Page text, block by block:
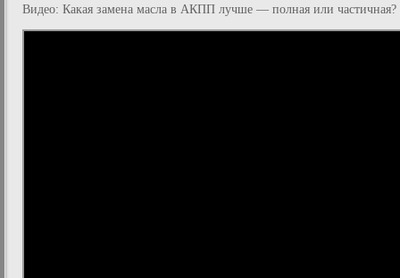
Видео: Какая замена масла в АКПП лучше — полная или частичная?